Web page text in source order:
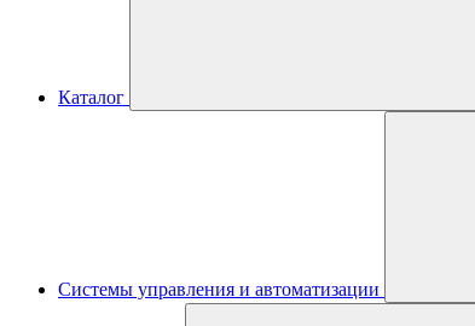
Каталог
Системы управления и автоматизации